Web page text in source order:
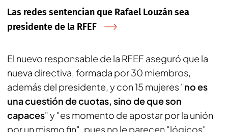
Las redes sentencian que Rafael Louzán sea
presidente de la RFEF
El nuevo responsable de la RFEF aseguró que la
nueva directiva, formada por 30 miembros,
además del presidente, y con 15 mujeres "no es
una cuestión de cuotas, sino de que son
capaces" y "es momento de apostar por la unión
por un mismo fin", pues no le parecen "lógicos"